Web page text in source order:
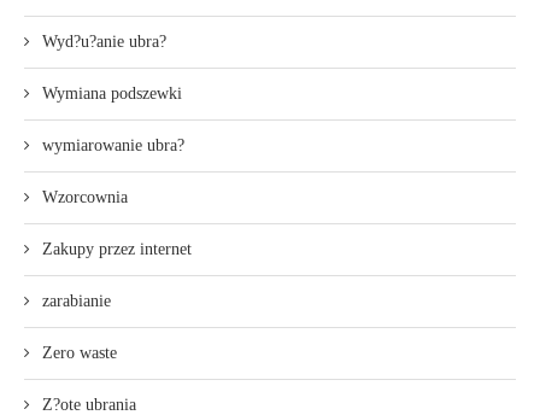
Wyd?u?anie ubra?
Wymiana podszewki
wymiarowanie ubra?
Wzorcownia
Zakupy przez internet
zarabianie
Zero waste
Z?ote ubrania